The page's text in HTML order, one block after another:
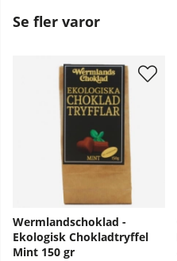
Se fler varor
Wermlandschoklad -
Ekologisk Chokladtryffel
Mint 150 gr